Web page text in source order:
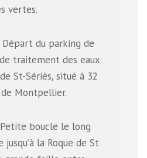
vertes.
Départ du parking de
traitement des eaux
St-Sériès, situé à 32
de Montpellier.
Petite boucle le long
jusqu’à la Roque de St